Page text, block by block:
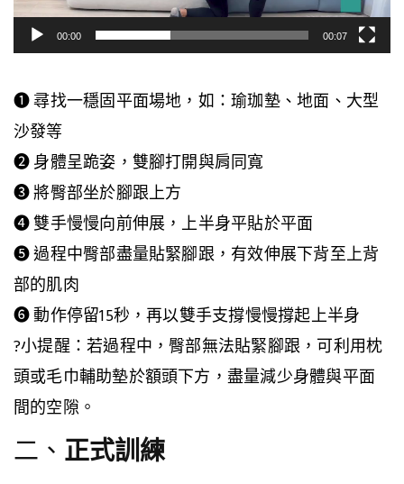
器
00:00 00:07
❶ 尋找一穩固平面場地，如：瑜珈墊、地面、大型
沙發等
❷ 身體呈跪姿，雙腳打開與肩同寬
❸ 將臀部坐於腳跟上方
❹ 雙手慢慢向前伸展，上半身平貼於平面
❺ 過程中臀部盡量貼緊腳跟，有效伸展下背至上背
部的肌肉
❻ 動作停留15秒，再以雙手支撐慢慢撐起上半身
?小提醒：若過程中，臀部無法貼緊腳跟，可利用枕
頭或毛巾輔助墊於額頭下方，盡量減少身體與平面
間的空隙。
二、 正式訓練